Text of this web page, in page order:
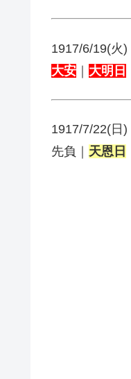
1917/6/19(火)
大安 ｜ 大明日
1917/7/22(日)
先負｜ 天恩日